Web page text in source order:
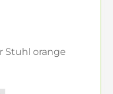
für Ihr
planen und
Stuhl orange